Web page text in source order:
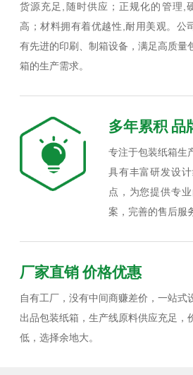
货源充足,随时供应；正规化的管理,
高；材料拥有着优越性,耐用美观。公
有先进的印刷、制箱设备，满足高质量
箱的生产需求。
多年累积 品
专注于包装纸箱生
具有丰富研发设
点，为您提供专
案，完善的售后服
厂家直销 价格优惠
自有工厂，没有中间商赚差价，一站式
出品包装纸箱，生产线原料供应充足，
低，选择余地大。